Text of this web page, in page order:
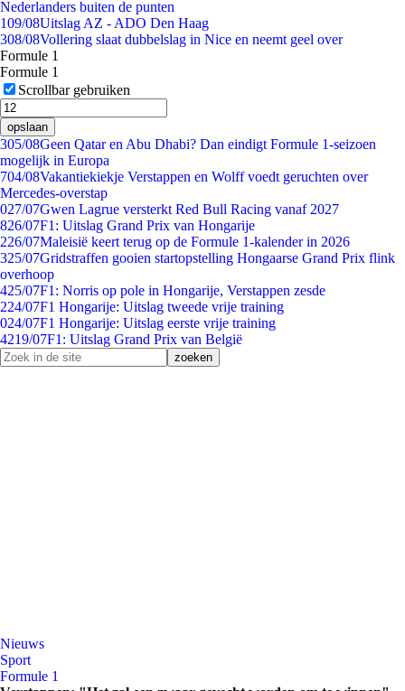
Nederlanders buiten de punten
109/08Uitslag AZ - ADO Den Haag
308/08Vollering slaat dubbelslag in Nice en neemt geel over
Formule 1
Formule 1
Scrollbar gebruiken
opslaan
305/08Geen Qatar en Abu Dhabi? Dan eindigt Formule 1-seizoen
mogelijk in Europa
704/08Vakantiekiekje Verstappen en Wolff voedt geruchten over
Mercedes-overstap
027/07Gwen Lagrue versterkt Red Bull Racing vanaf 2027
826/07F1: Uitslag Grand Prix van Hongarije
226/07Maleisië keert terug op de Formule 1-kalender in 2026
325/07Gridstraffen gooien startopstelling Hongaarse Grand Prix flink
overhoop
425/07F1: Norris op pole in Hongarije, Verstappen zesde
224/07F1 Hongarije: Uitslag tweede vrije training
024/07F1 Hongarije: Uitslag eerste vrije training
4219/07F1: Uitslag Grand Prix van België
Nieuws
Sport
Formule 1